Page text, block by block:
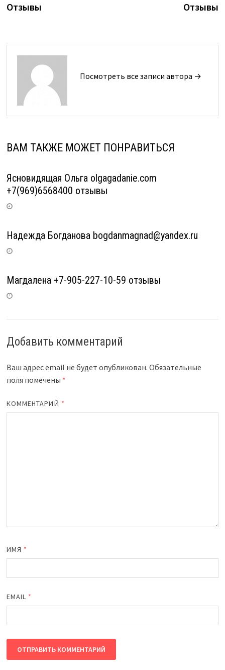
Отзывы
Отзывы
Посмотреть все записи автора →
ВАМ ТАКЖЕ МОЖЕТ ПОНРАВИТЬСЯ
Ясновидящая Ольга olgagadanie.com
+7(969)6568400 отзывы
Надежда Богданова bogdanmagnad@yandex.ru
Магдалена +7-905-227-10-59 отзывы
Добавить комментарий
Ваш адрес email не будет опубликован. Обязательные
поля помечены *
КОММЕНТАРИЙ *
ИМЯ *
EMAIL *